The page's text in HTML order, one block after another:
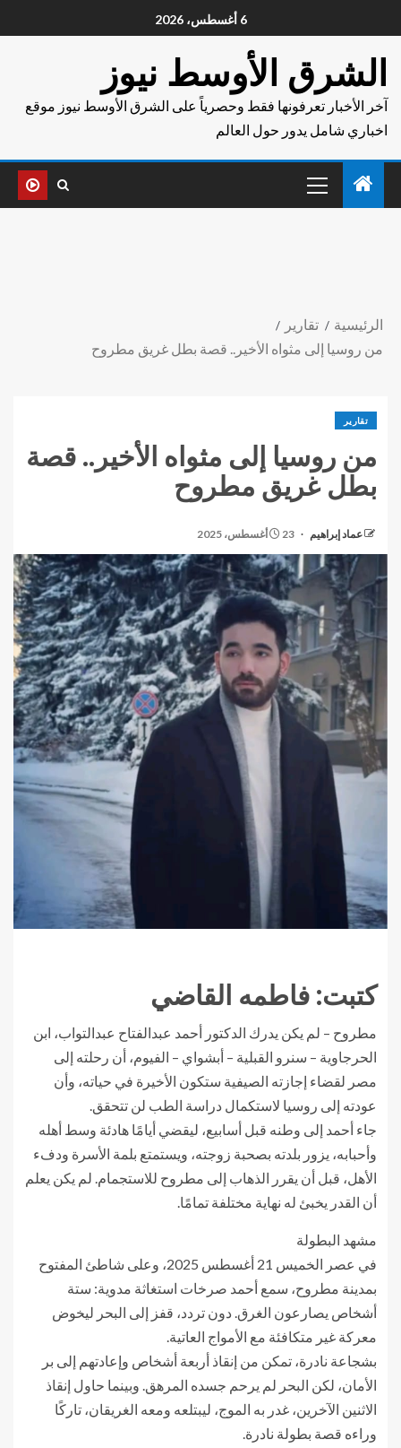
6 أغسطس، 2026
الشرق الأوسط نيوز
آخر الأخبار تعرفونها فقط وحصرياً على الشرق الأوسط نيوز موقع
اخباري شامل يدور حول العالم
الرئيسية
تقارير
من روسيا إلى مثواه الأخير.. قصة بطل غريق مطروح
تقارير
من روسيا إلى مثواه الأخير.. قصة
بطل غريق مطروح
عماد إبراهيم 23 أغسطس، 2025
كتبت: فاطمه القاضي
مطروح – لم يكن يدرك الدكتور أحمد عبدالفتاح عبدالتواب، ابن
الحرجاوية – سنرو القبلية – أبشواي – الفيوم، أن رحلته إلى
مصر لقضاء إجازته الصيفية ستكون الأخيرة في حياته، وأن
عودته إلى روسيا لاستكمال دراسة الطب لن تتحقق.
جاء أحمد إلى وطنه قبل أسابيع، ليقضي أيامًا هادئة وسط أهله
وأحبابه، يزور بلدته بصحبة زوجته، ويستمتع بلمة الأسرة ودفء
الأهل، قبل أن يقرر الذهاب إلى مطروح للاستجمام. لم يكن يعلم
أن القدر يخبئ له نهاية مختلفة تمامًا.
مشهد البطولة
في عصر الخميس 21 أغسطس 2025، وعلى شاطئ المفتوح
بمدينة مطروح، سمع أحمد صرخات استغاثة مدوية: ستة
أشخاص يصارعون الغرق. دون تردد، قفز إلى البحر ليخوض
معركة غير متكافئة مع الأمواج العاتية.
بشجاعة نادرة، تمكن من إنقاذ أربعة أشخاص وإعادتهم إلى بر
الأمان، لكن البحر لم يرحم جسده المرهق. وبينما حاول إنقاذ
الاثنين الآخرين، غدر به الموج، ليبتلعه ومعه الغريقان، تاركًا
وراءه قصة بطولة نادرة.